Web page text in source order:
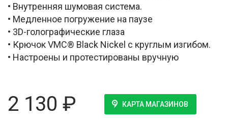
• Внутренняя шумовая система.
• Медленное погружение на паузе
• 3D-голографические глаза
• Крючок VMC® Black Nickel с круглым изгибом.
• Настроены и протестированы вручную
2 130 ₽ КАРТА МАГАЗИНОВ